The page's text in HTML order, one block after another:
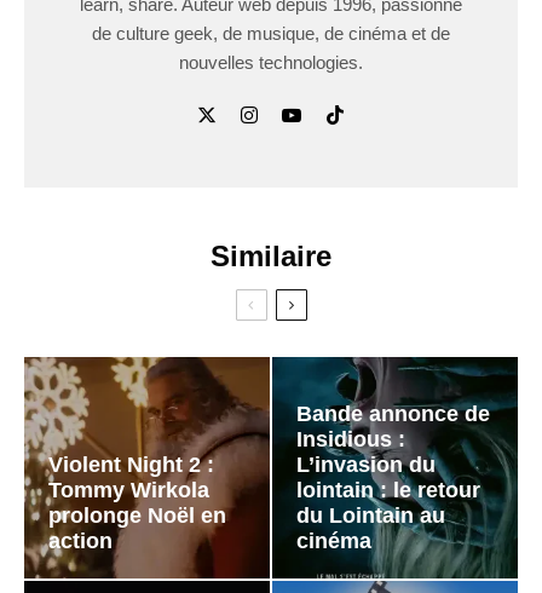
learn, share. Auteur web depuis 1996, passionné
de culture geek, de musique, de cinéma et de
nouvelles technologies.
Similaire
Violent Night 2 :
Tommy Wirkola
prolonge Noël en
action
Bande annonce de
Insidious :
L’invasion du
lointain : le retour
du Lointain au
cinéma